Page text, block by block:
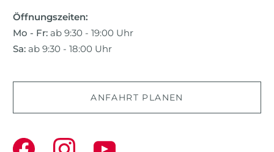
Öffnungszeiten:
Mo - Fr: ab 9:30 - 19:00 Uhr
Sa: ab 9:30 - 18:00 Uhr
ANFAHRT PLANEN